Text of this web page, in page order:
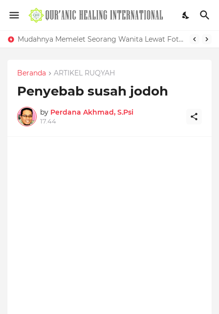
Mudahnya Memelet Seorang Wanita Lewat Foto di Facebook
Beranda ARTIKEL RUQYAH
Penyebab susah jodoh
by Perdana Akhmad, S.Psi
17.44